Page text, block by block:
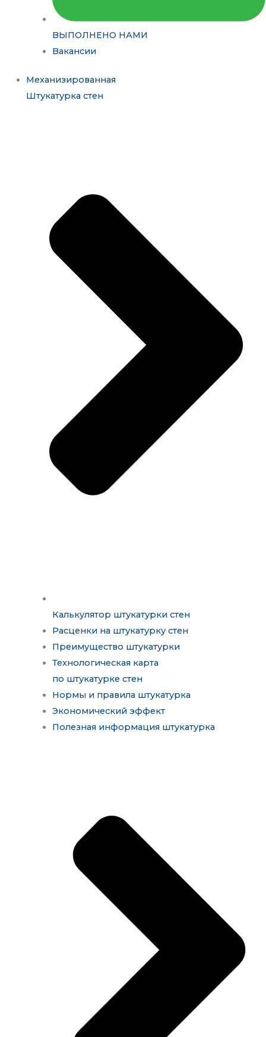
ВЫПОЛНЕНО НАМИ
Вакансии
Механизированная
Штукатурка стен
Калькулятор штукатурки стен
Расценки на штукатурку стен
Преимущество штукатурки
Технологическая карта
по штукатурке стен
Нормы и правила штукатурка
Экономический эффект
Полезная информация штукатурка